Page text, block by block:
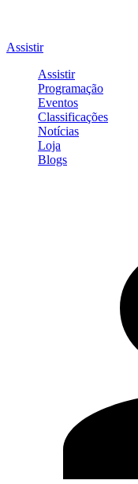
Assistir
Assistir
Programação
Eventos
Classificações
Notícias
Loja
Blogs